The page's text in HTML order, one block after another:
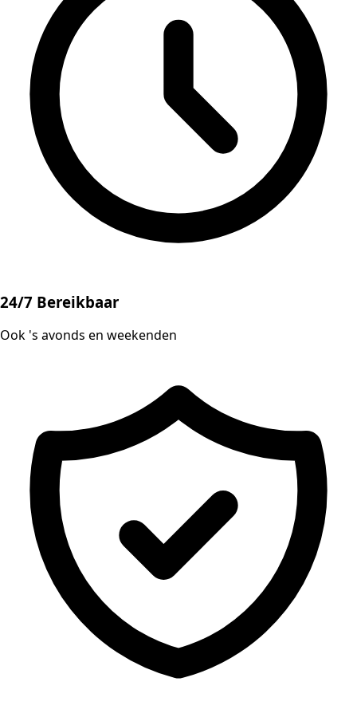
24/7 Bereikbaar
Ook 's avonds en weekenden